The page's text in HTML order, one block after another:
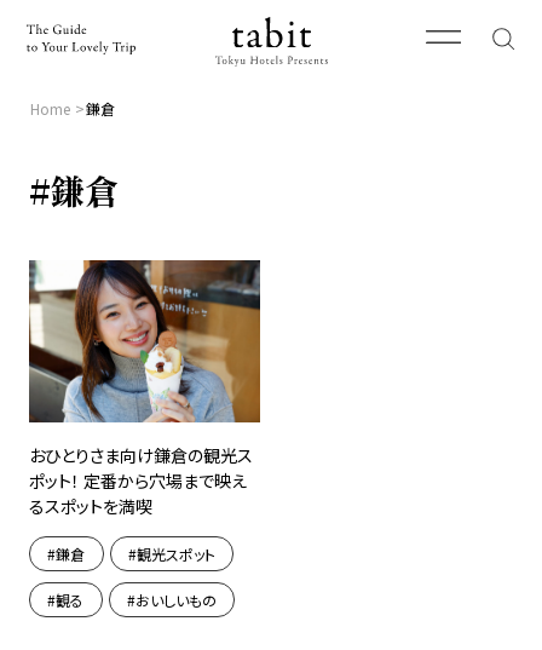
Home 鎌倉
#鎌倉
おひとりさま向け鎌倉の観光ス
ポット！ 定番から穴場まで映え
るスポットを満喫
鎌倉 観光スポット
観る おいしいもの